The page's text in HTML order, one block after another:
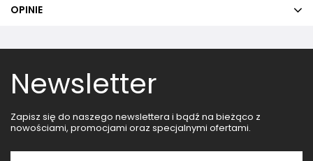
OPINIE
Newsletter
Zapisz się do naszego newslettera i bądź na bieżąco z
nowościami, promocjami oraz specjalnymi ofertami.